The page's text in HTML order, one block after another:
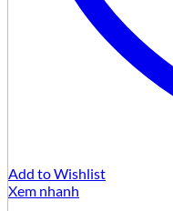
Add to Wishlist
Xem nhanh